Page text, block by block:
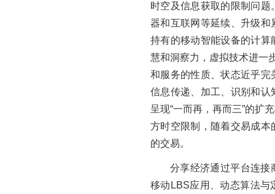
时空及信息获取的限制问
器和互联网等延续、升级
持有的移动智能设备的计
慧和洞察力，虚拟技术进一
和服务的性质、状态近乎
信息传递、加工、识别和
呈现“一而再，再而三”的扩
方时空限制，随着交易成
的交易。
分享经济通过平台连接
移动LBS应用、动态算法与